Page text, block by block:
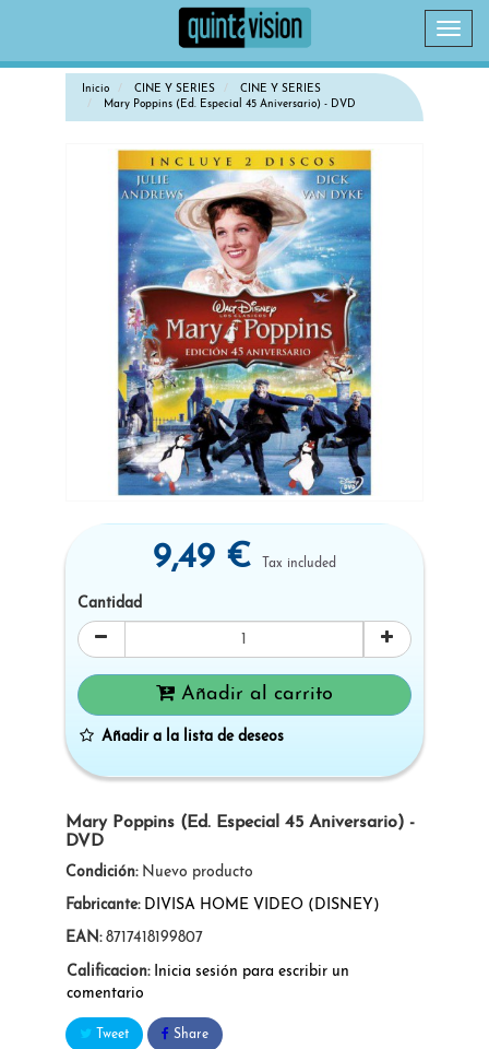
Inicio CINE Y SERIES
CINE Y SERIES
Mary Poppins (Ed. Especial 45 Aniversario) - DVD
Mary Poppins (Ed. Especial 45 Aniversario) -
DVD
Condición: Nuevo producto
Fabricante: DIVISA HOME VIDEO (DISNEY)
EAN: 8717418199807
Calificacion: Inicia sesión para escribir un
comentario
Tweet Share
9,49 € Tax included
Cantidad
Añadir al carrito
Añadir a la lista de deseos